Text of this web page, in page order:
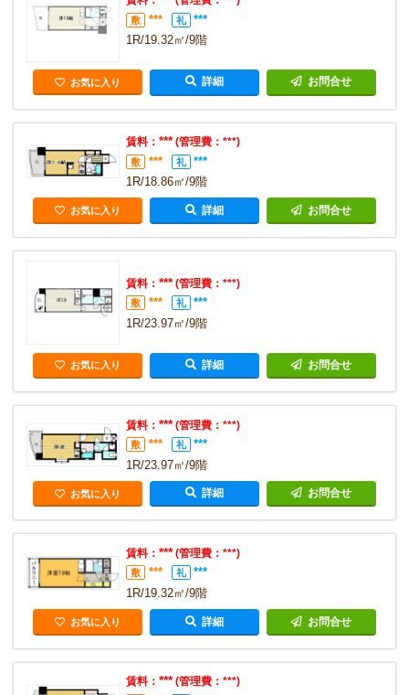
敷 *** 礼
***
1R/19.32㎡/9階
お気に入り 詳細 お問合せ
賃料： ***(管理費：***)
敷 *** 礼
***
1R/18.86㎡/9階
お気に入り 詳細 お問合せ
賃料： ***(管理費：***)
敷 *** 礼
***
1R/23.97㎡/9階
お気に入り 詳細 お問合せ
賃料： ***(管理費：***)
敷 *** 礼
***
1R/23.97㎡/9階
お気に入り 詳細 お問合せ
賃料： ***(管理費：***)
敷 *** 礼
***
1R/19.32㎡/9階
お気に入り 詳細 お問合せ
賃料： ***(管理費：***)